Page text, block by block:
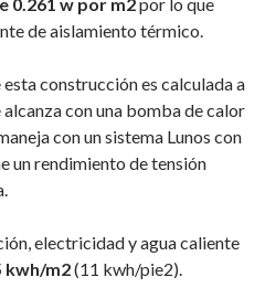
0.261 w por m2por lo que
de aislamiento térmico.
construcción es calculada a
con una bomba de calor
con un sistema Lunos con
un rendimiento de tensión
electricidad y agua caliente
kwh/m2(11 kwh/pie2).